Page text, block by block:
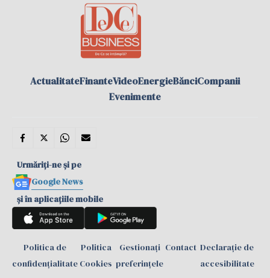
ActualitateFinanteVideoEnergieBănciCompanii
Evenimente
Urmăriți-ne și pe
Google News
și în aplicațiile mobile
Politica de
confidențialitate
Politica
Cookies
Gestionați
preferințele
Contact Declarație de
accesibilitate